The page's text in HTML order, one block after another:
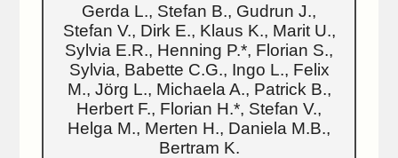
Gerda L., Stefan B., Gudrun J.,
Stefan V., Dirk E., Klaus K., Marit U.,
Sylvia E.R., Henning P.*, Florian S.,
Sylvia, Babette C.G., Ingo L., Felix
M., Jörg L., Michaela A., Patrick B.,
Herbert F., Florian H.*, Stefan V.,
Helga M., Merten H., Daniela M.B.,
Bertram K.